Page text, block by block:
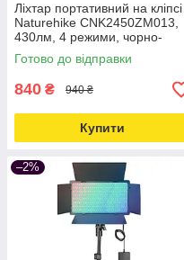
Ліхтар портативний на кліпсі
Naturehike CNK2450ZM013,
430лм, 4 режими, чорно-
сірий Love&Life -online-
multimarket-
Готово до відправки
840 ₴ 940 ₴
Купити
–2%